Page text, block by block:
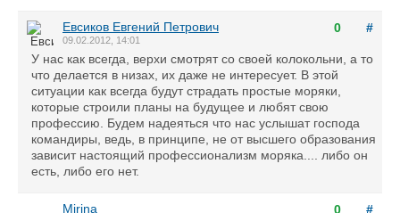
0 #
Евсиков Евгений Петрович
09.02.2012, 14:01
У нас как всегда, верхи смотрят со своей колокольни, а то
что делается в низах, их даже не интересует. В этой
ситуации как всегда будут страдать простые моряки,
которые строили планы на будущее и любят свою
профессию. Будем надеяться что нас услышат господа
командиры, ведь, в принципе, не от высшего образования
зависит настоящий профессионализм моряка.... либо он
есть, либо его нет.
0 #
Мirina